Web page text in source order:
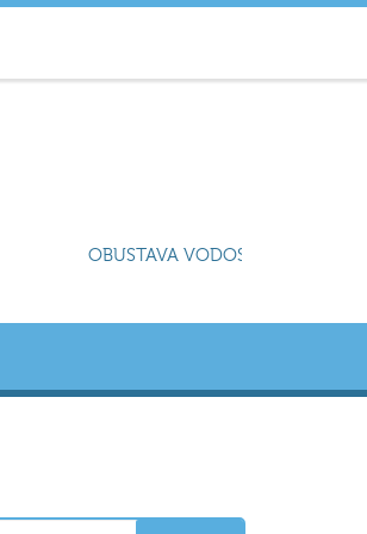
OBUSTAVA VODOSNABDIJEVANJA U